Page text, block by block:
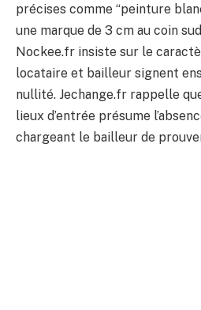
précises comme “peinture
une marque de 3 cm au coin
Nockee.fr insiste sur le
locataire et bailleur signent
nullité. Jechange.fr rappelle
lieux d’entrée présume
chargeant le bailleur de